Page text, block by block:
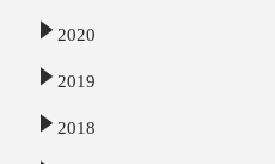
2020
2019
2018